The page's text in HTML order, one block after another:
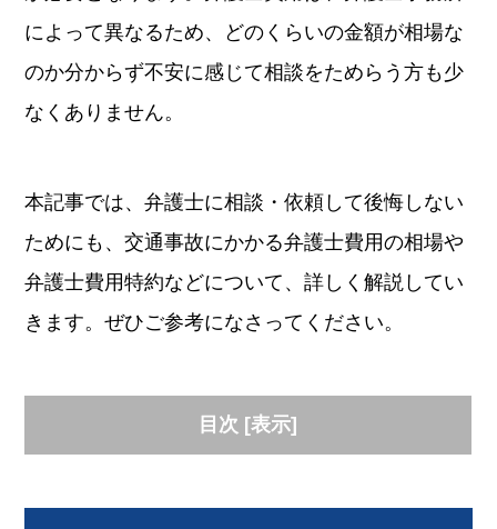
によって異なるため、どのくらいの金額が相場な
のか分からず不安に感じて相談をためらう方も少
なくありません。
本記事では、弁護士に相談・依頼して後悔しない
ためにも、交通事故にかかる弁護士費用の相場や
弁護士費用特約などについて、詳しく解説してい
きます。ぜひご参考になさってください。
目次 [表示]